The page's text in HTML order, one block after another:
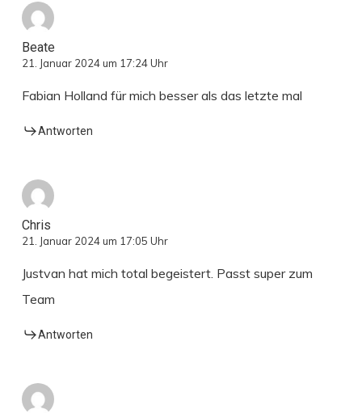
Beate
21. Januar 2024 um 17:24 Uhr
Fabian Holland für mich besser als das letzte mal
Antworten
Chris
21. Januar 2024 um 17:05 Uhr
Justvan hat mich total begeistert. Passt super zum
Team
Antworten